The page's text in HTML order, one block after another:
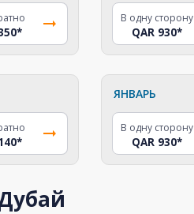
*
В одну сторону
QAR 930*
*
ЯНВАРЬ
В одну сторону
QAR 930*